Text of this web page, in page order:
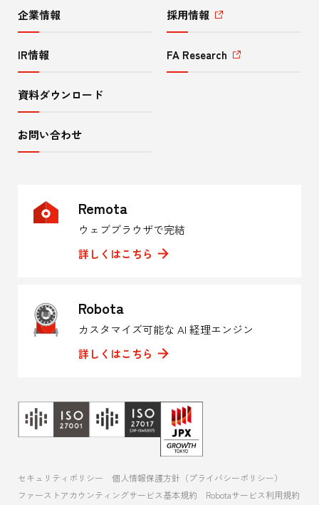
企業情報
IR情報
資料ダウンロード
お問い合わせ
採用情報
FA Research
Remota
ウェブブラウザで完結
詳しくはこちら
Robota
カスタマイズ可能な AI 経理エンジン
詳しくはこちら
セキュリティポリシー
個人情報保護方針（プライバシーポリシー）
ファーストアカウンティングサービス基本規約
Robotaサービス利用規約